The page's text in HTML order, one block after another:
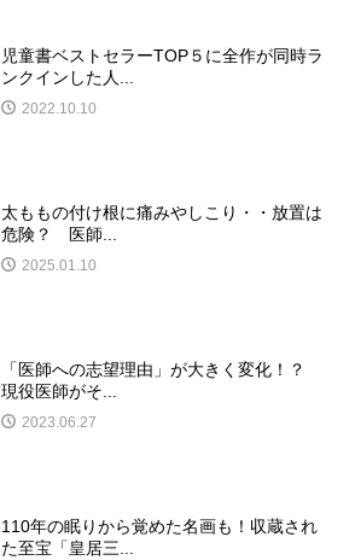
児童書ベストセラーTOP５に全作が同時ラ
ンクインした人...
2022.10.10
太ももの付け根に痛みやしこり・・放置は
危険？ 医師...
2025.01.10
「医師への志望理由」が大きく変化！？
現役医師がそ...
2023.06.27
110年の眠りから覚めた名画も！収蔵され
た至宝「皇居三...